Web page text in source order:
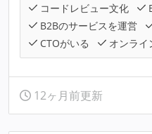
コードレビュー文化
B2Bのサービスを運営
CTOがいる
オンライ
12ヶ月前更新